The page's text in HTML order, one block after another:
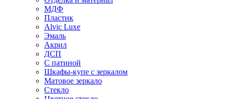
МДФ
Пластик
Alvic Luxe
Эмаль
Акрил
ДСП
С патиной
Шкафы-купе с зеркалом
Матовое зеркало
Стекло